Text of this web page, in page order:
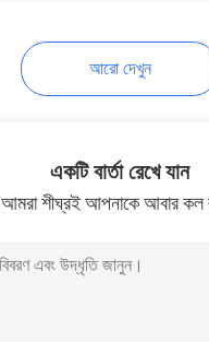
আরো দেখুন
একটি বার্তা রেখে যান
আমরা শীঘ্রই আপনাকে আবার কল